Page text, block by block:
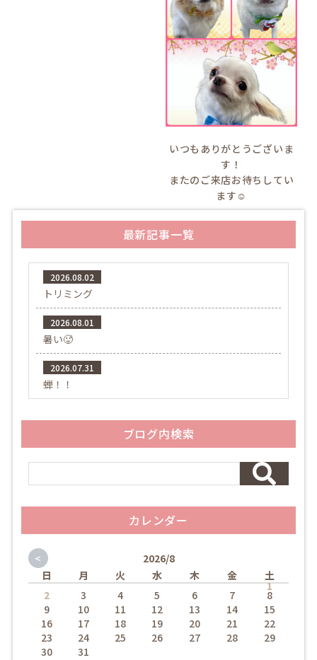
いつもありがとうございま
す！
またのご来店お待ちしてい
ます☺️
最新記事一覧
2026.08.02
トリミング
2026.08.01
暑い🥵
2026.07.31
蝉！！
ブログ内検索
カレンダー
<
2026/8
日
月 火 水 木 金 土
1
2 3 4 5 6 7
8
9
10 11 12 13 14
15
16
17 18 19 20 21
22
23
24 25 26 27 28
29
30
31